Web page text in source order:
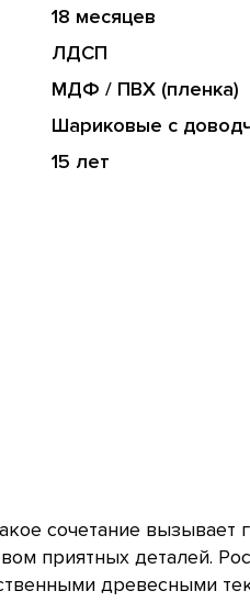
18 месяцев
ЛДСП
МДФ / ПВХ (пленка)
Шариковые с
15 лет
сочетание вызывает
приятных деталей.
древесными